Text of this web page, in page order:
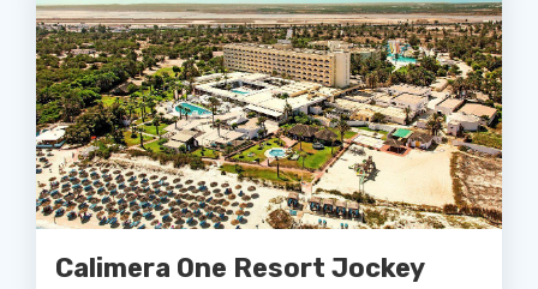
Calimera One Resort Jockey